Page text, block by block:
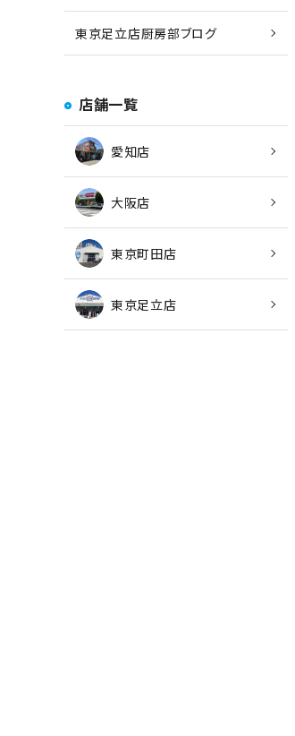
東京足立店厨房部ブログ
店舗一覧
愛知店
大阪店
東京町田店
東京足立店